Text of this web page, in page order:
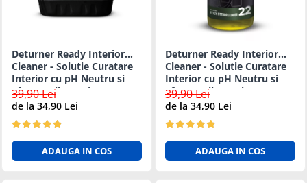
Deturner Ready Interior
Cleaner - Solutie Curatare
Interior cu pH Neutru si
39,90 Lei
de la 34,90 Lei
ADAUGA IN COS
Deturner Ready Interior
Cleaner - Solutie Curatare
Interior cu pH Neutru si
Efect Antibacterian - 1L
39,90 Lei
de la 34,90 Lei
ADAUGA IN COS